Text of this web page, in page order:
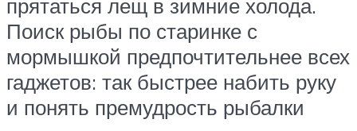
прятаться лещ в зимние холода.
Поиск рыбы по старинке с
мормышкой предпочтительнее всех
гаджетов: так быстрее набить руку
и понять премудрость рыбалки